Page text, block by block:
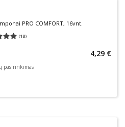
PRO COMFORT, 16vnt.
(18)
įvertinimas 5.00
4,29 €
pasirinkimas